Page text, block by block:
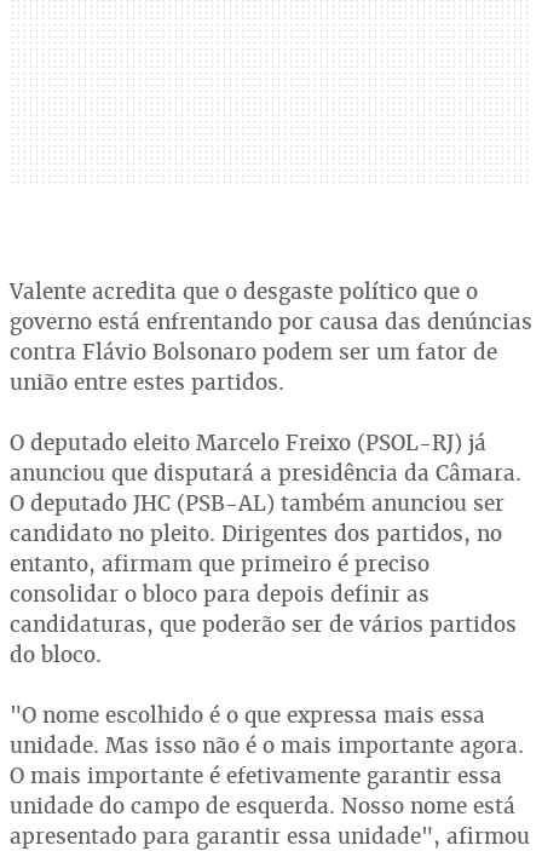
Valente acredita que o desgaste político que o
governo está enfrentando por causa das denúncias
contra Flávio Bolsonaro podem ser um fator de
união entre estes partidos.
O deputado eleito Marcelo Freixo (PSOL-RJ) já
anunciou que disputará a presidência da Câmara.
O deputado JHC (PSB-AL) também anunciou ser
candidato no pleito. Dirigentes dos partidos, no
entanto, afirmam que primeiro é preciso
consolidar o bloco para depois definir as
candidaturas, que poderão ser de vários partidos
do bloco.
"O nome escolhido é o que expressa mais essa
unidade. Mas isso não é o mais importante agora.
O mais importante é efetivamente garantir essa
unidade do campo de esquerda. Nosso nome está
apresentado para garantir essa unidade", afirmou